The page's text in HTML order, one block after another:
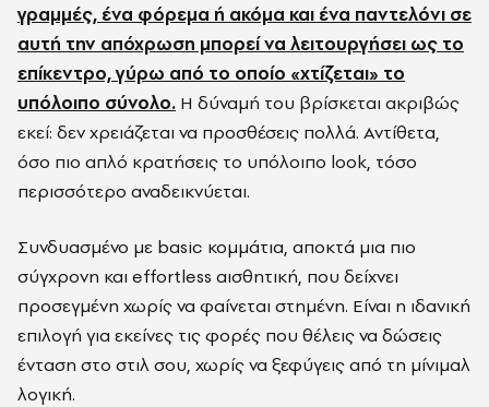
γραμμές, ένα φόρεμα ή ακόμα και ένα παντελόνι σε
αυτή την απόχρωση μπορεί να λειτουργήσει ως το
επίκεντρο, γύρω από το οποίο «χτίζεται» το
υπόλοιπο σύνολο. Η δύναμή του βρίσκεται ακριβώς
εκεί: δεν χρειάζεται να προσθέσεις πολλά. Αντίθετα,
όσο πιο απλό κρατήσεις το υπόλοιπο look, τόσο
περισσότερο αναδεικνύεται.
Συνδυασμένο με basic κομμάτια, αποκτά μια πιο
σύγχρονη και effortless αισθητική, που δείχνει
προσεγμένη χωρίς να φαίνεται στημένη. Είναι η ιδανική
επιλογή για εκείνες τις φορές που θέλεις να δώσεις
ένταση στο στιλ σου, χωρίς να ξεφύγεις από τη μίνιμαλ
λογική.